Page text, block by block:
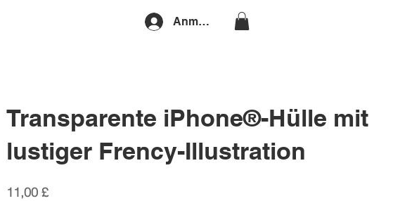
Anmelden
Transparente iPhone®-Hülle mit
lustiger Frency-Illustration
Preis
11,00 £